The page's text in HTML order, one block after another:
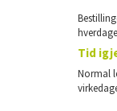
Tid
Normal